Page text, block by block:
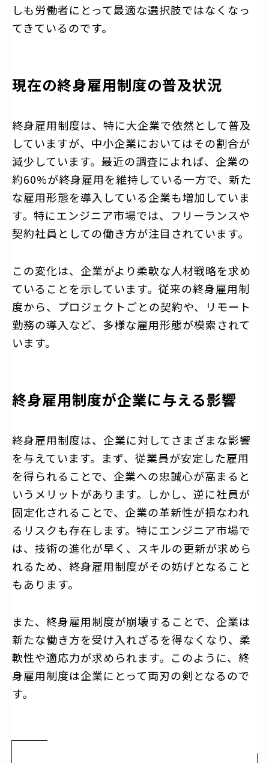
しも労働者にとって最適な選択肢ではなくなっ
てきているのです。
現在の終身雇用制度の普及状況
終身雇用制度は、特に大企業で依然として普及
していますが、中小企業においてはその割合が
減少しています。最近の調査によれば、企業の
約60%が終身雇用を維持している一方で、新た
な雇用形態を導入している企業も増加していま
す。特にエンジニア市場では、フリーランスや
契約社員としての働き方が注目されています。
この変化は、企業がより柔軟な人材戦略を求め
ていることを示しています。従来の終身雇用制
度から、プロジェクトごとの契約や、リモート
勤務の導入など、多様な雇用形態が模索されて
います。
終身雇用制度が企業に与える影響
終身雇用制度は、企業に対してさまざまな影響
を与えています。まず、従業員が安定した雇用
を得られることで、企業への忠誠心が高まると
いうメリットがあります。しかし、逆に社員が
固定化されることで、企業の革新性が損なわれ
るリスクも存在します。特にエンジニア市場で
は、技術の進化が早く、スキルの更新が求めら
れるため、終身雇用制度がその妨げとなること
もあります。
また、終身雇用制度が崩壊することで、企業は
新たな働き方を受け入れざるを得なくなり、柔
軟性や適応力が求められます。このように、終
身雇用制度は企業にとって両刃の剣となるので
す。